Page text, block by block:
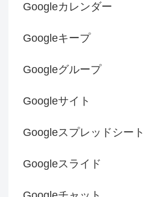
Googleカレンダー
Googleキープ
Googleグループ
Googleサイト
Googleスプレッドシート
Googleスライド